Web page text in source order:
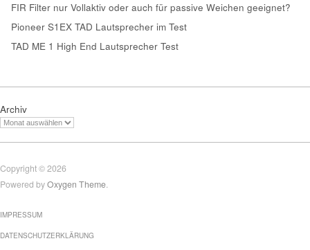
FIR Filter nur Vollaktiv oder auch für passive Weichen geeignet?
Pioneer S1EX TAD Lautsprecher im Test
TAD ME 1 High End Lautsprecher Test
Archiv
Copyright © 2026
Powered byOxygen Theme.
IMPRESSUM
DATENSCHUTZERKLÄRUNG